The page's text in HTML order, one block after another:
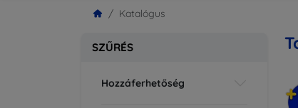
Katalógus
SZŰRÉS
Hozzáferhetőség